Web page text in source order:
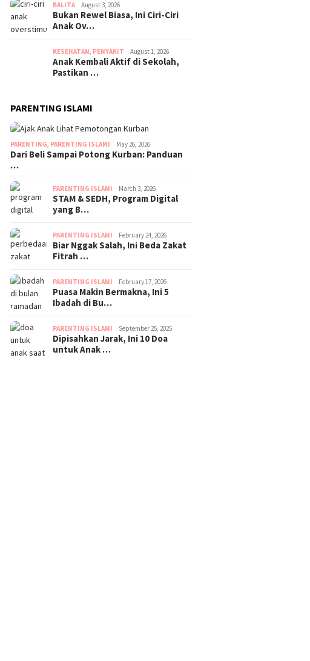
BALITA August 3, 2026
Bukan Rewel Biasa, Ini Ciri-Ciri
Anak Ov…
KESEHATAN, PENYAKIT August 1, 2026
Anak Kembali Aktif di Sekolah,
Pastikan …
PARENTING ISLAMI
PARENTING, PARENTING ISLAMI May 26, 2026
Dari Beli Sampai Potong Kurban: Panduan
…
PARENTING ISLAMI March 3, 2026
STAM & SEDH, Program Digital
yang B…
PARENTING ISLAMI February 24, 2026
Biar Nggak Salah, Ini Beda Zakat
Fitrah …
PARENTING ISLAMI February 17, 2026
Puasa Makin Bermakna, Ini 5
Ibadah di Bu…
PARENTING ISLAMI September 25, 2025
Dipisahkan Jarak, Ini 10 Doa
untuk Anak …